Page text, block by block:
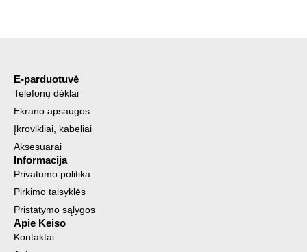
E-parduotuvė
Telefonų dėklai
Ekrano apsaugos
Įkrovikliai, kabeliai
Aksesuarai
Informacija
Privatumo politika
Pirkimo taisyklės
Pristatymo sąlygos
Apie Keiso
Kontaktai